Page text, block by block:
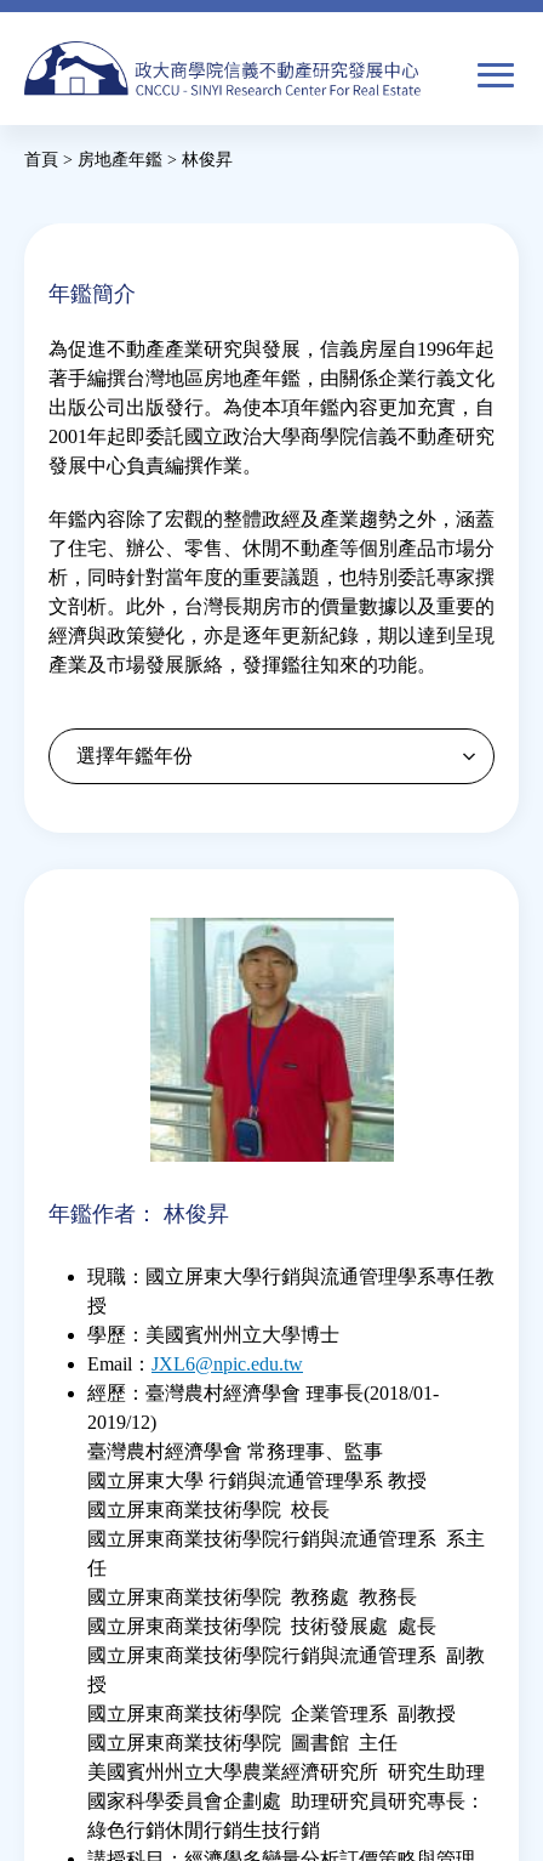
Jump
navigation
表
搜
焦點新聞
教育推廣
房市分析
研究獎勵
房地產年鑑
電子報
這
首頁 > 房地產年鑑 > 林俊昇
年鑑簡介
為促進不動產產業研究與發展，信義房屋自1996年起
著手編撰台灣地區房地產年鑑，由關係企業行義文化
出版公司出版發行。為使本項年鑑內容更加充實，自
2001年起即委託國立政治大學商學院信義不動產研究
發展中心負責編撰作業。
年鑑內容除了宏觀的整體政經及產業趨勢之外，涵蓋
了住宅、辦公、零售、休閒不動產等個別產品市場分
析，同時針對當年度的重要議題，也特別委託專家撰
文剖析。此外，台灣長期房市的價量數據以及重要的
經濟與政策變化，亦是逐年更新紀錄，期以達到呈現
產業及市場發展脈絡，發揮鑑往知來的功能。
年鑑作者： 林俊昇
現職：國立屏東大學行銷與流通管理學系專任教
授
學歷：美國賓州州立大學博士
Email： JXL6@npic.edu.tw
經歷：臺灣農村經濟學會 理事長(2018/01-
2019/12)
臺灣農村經濟學會 常務理事、監事
國立屏東大學 行銷與流通管理學系 教授
國立屏東商業技術學院 校長
國立屏東商業技術學院行銷與流通管理系 系主
任
國立屏東商業技術學院 教務處 教務長
國立屏東商業技術學院 技術發展處 處長
國立屏東商業技術學院行銷與流通管理系 副教
授
國立屏東商業技術學院 企業管理系 副教授
國立屏東商業技術學院 圖書館 主任
美國賓州州立大學農業經濟研究所 研究生助理
國家科學委員會企劃處 助理研究員研究專長：
綠色行銷休閒行銷生技行銷